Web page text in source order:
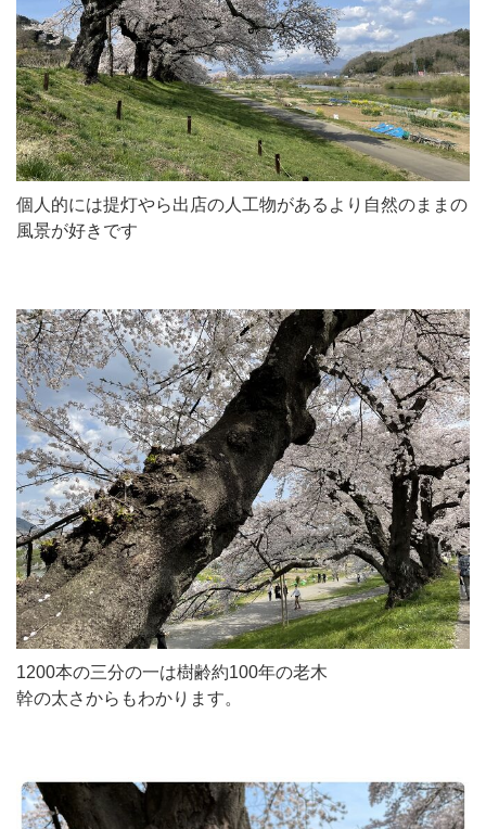
個人的には提灯やら出店の人工物があるより自然のままの
風景が好きです
1200本の三分の一は樹齢約100年の老木
幹の太さからもわかります。